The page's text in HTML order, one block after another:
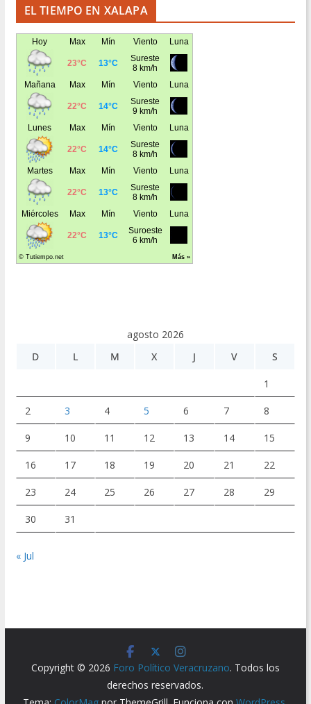
EL TIEMPO EN XALAPA
agosto 2026
D
L M X J V S
1
2 3 4 5 6 7 8
9 10 11 12 13 14 15
16 17 18 19 20 21 22
23 24 25 26 27 28 29
30 31
« Jul
Copyright © 2026 Foro Político Veracruzano. Todos los
derechos reservados.